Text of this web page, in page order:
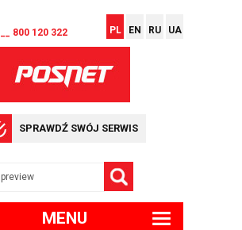
__ 800 120 322 PL EN RU UA
SPRAWDŹ SWÓJ SERWIS
MENU